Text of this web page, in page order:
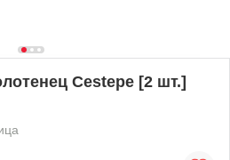
Cestepe [2 шт.]